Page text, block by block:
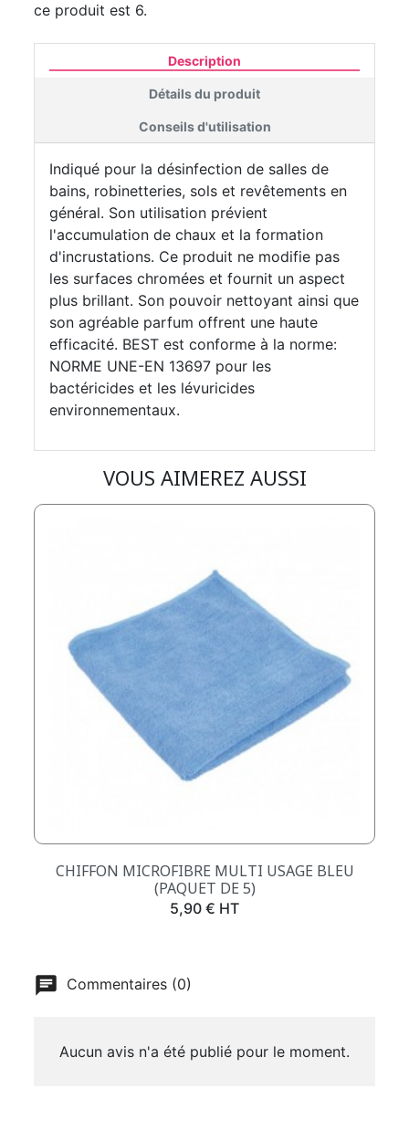
ce produit est 6.
Description
Détails du produit
Conseils d'utilisation
Indiqué pour la désinfection de salles de
bains, robinetteries, sols et revêtements en
général. Son utilisation prévient
l'accumulation de chaux et la formation
d'incrustations. Ce produit ne modifie pas
les surfaces chromées et fournit un aspect
plus brillant. Son pouvoir nettoyant ainsi que
son agréable parfum offrent une haute
efficacité. BEST est conforme à la norme:
NORME UNE-EN 13697 pour les
bactéricides et les lévuricides
environnementaux.
VOUS AIMEREZ AUSSI
CHIFFON MICROFIBRE MULTI USAGE BLEU
(PAQUET DE 5)
Prix
5,90 € HT
Commentaires (0)
Aucun avis n'a été publié pour le moment.